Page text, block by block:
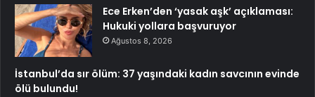
Ece Erken’den ‘yasak aşk’ açıklaması:
Hukuki yollara başvuruyor
Ağustos 8, 2026
İstanbul’da sır ölüm: 37 yaşındaki kadın savcının evinde
ölü bulundu!